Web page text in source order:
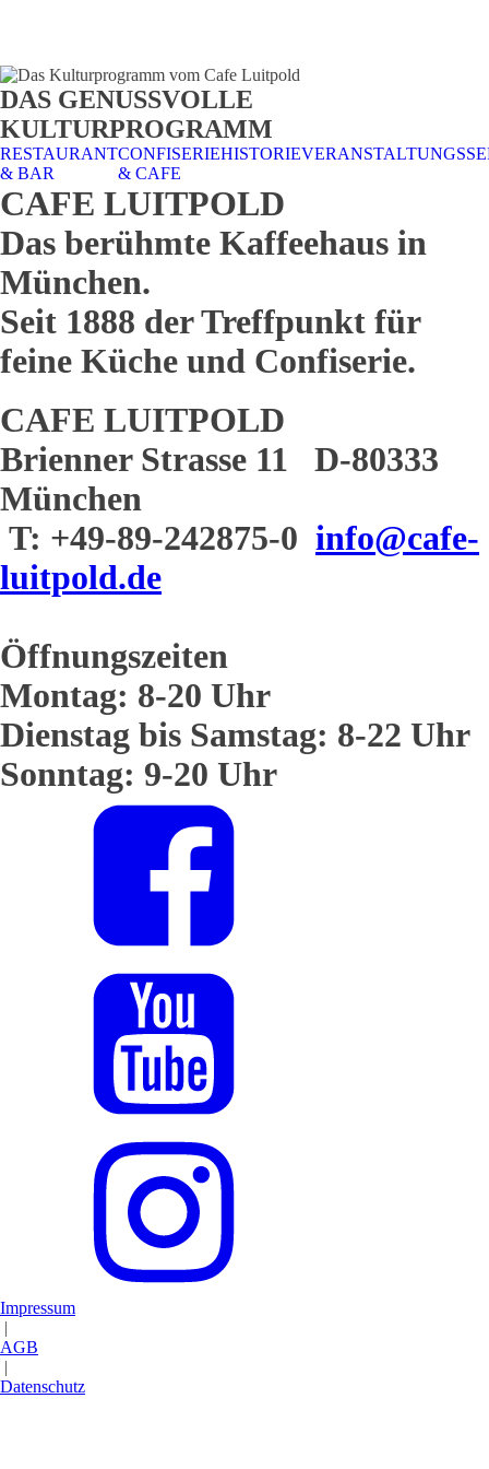
CAFE &
RESTAURANT
TISCHRESERVIERUNG
& KARTE
TISCHRESERVIERUNG
& SPEISEKARTE
DAS GENUSSVOLLE
KULTURPROGRAMM
RESTAURANT
& BAR
CONFISERIE
& CAFE
HISTORIE
CAFE LUITPOLD
Das berühmte Kaffeehaus in
München.
Seit 1888 der Treffpunkt für
feine Küche und Confiserie.
CAFE LUITPOLD
Brienner Strasse 11 D-80333
München
T: +49-89-242875-0 info@cafe-
luitpold.de
Öffnungszeiten
Montag: 8-20 Uhr
Dienstag bis Samstag: 8-22 Uhr
Sonntag: 9-20 Uhr
Impressum
|
AGB
|
Datenschutz